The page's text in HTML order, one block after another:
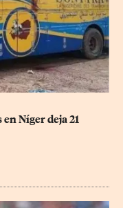
Níger deja 21